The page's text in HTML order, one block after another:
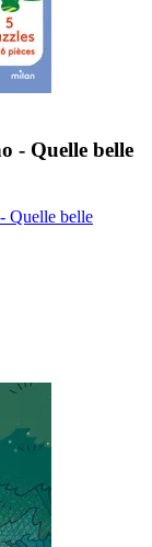
- Quelle belle
Quelle belle